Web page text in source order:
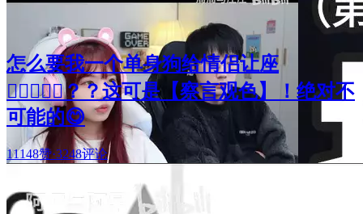
怎么要我一个单身狗给情侣让座
🧑🏻‍❤️‍👩🏻？？这可是【察言观色】！绝对不
可能的😋
11148赞·3248评论